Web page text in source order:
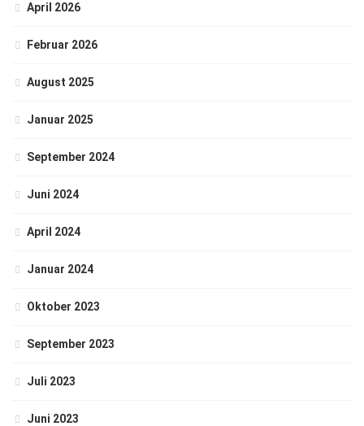
April 2026
Februar 2026
August 2025
Januar 2025
September 2024
Juni 2024
April 2024
Januar 2024
Oktober 2023
September 2023
Juli 2023
Juni 2023